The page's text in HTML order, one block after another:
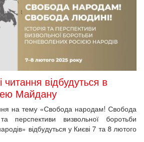
читання відбудуться в
Майдану
на тему «Свобода народам! Свобода
перспективи визвольної боротьби
відбудуться у Києві 7 та 8 лютого